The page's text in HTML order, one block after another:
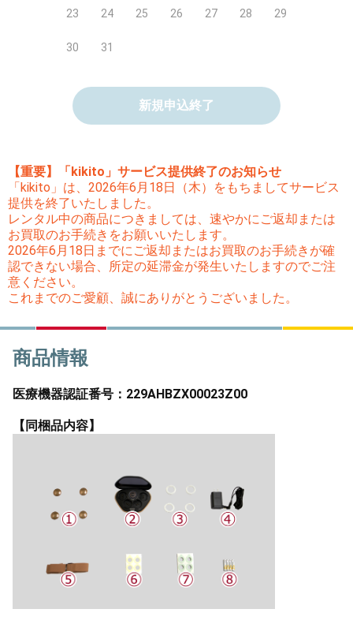
23 24 25 26 27 28 29
30 31
新規申込終了
【重要】「kikito」サービス提供終了のお知らせ
「kikito」は、2026年6月18日（木）をもちましてサービス
提供を終了いたしました。
レンタル中の商品につきましては、速やかにご返却または
お買取のお手続きをお願いいたします。
2026年6月18日までにご返却またはお買取のお手続きが確
認できない場合、所定の延滞金が発生いたしますのでご注
意ください。
これまでのご愛顧、誠にありがとうございました。
商品情報
医療機器認証番号：229AHBZX00023Z00
【同梱品内容】